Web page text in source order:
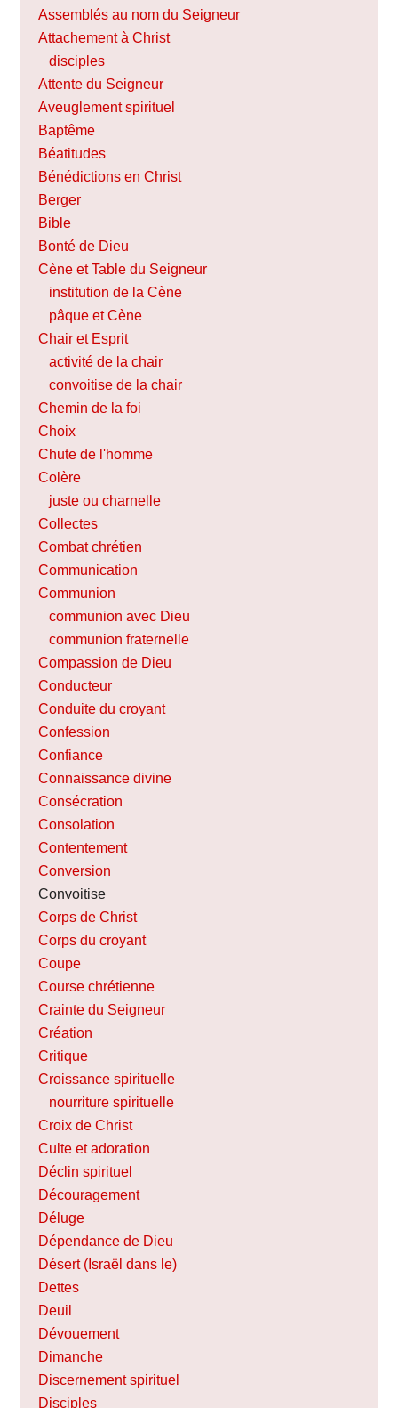
Assemblés au nom du Seigneur
Attachement à Christ
disciples
Attente du Seigneur
Aveuglement spirituel
Baptême
Béatitudes
Bénédictions en Christ
Berger
Bible
Bonté de Dieu
Cène et Table du Seigneur
institution de la Cène
pâque et Cène
Chair et Esprit
activité de la chair
convoitise de la chair
Chemin de la foi
Choix
Chute de l'homme
Colère
juste ou charnelle
Collectes
Combat chrétien
Communication
Communion
communion avec Dieu
communion fraternelle
Compassion de Dieu
Conducteur
Conduite du croyant
Confession
Confiance
Connaissance divine
Consécration
Consolation
Contentement
Conversion
Convoitise
Corps de Christ
Corps du croyant
Coupe
Course chrétienne
Crainte du Seigneur
Création
Critique
Croissance spirituelle
nourriture spirituelle
Croix de Christ
Culte et adoration
Déclin spirituel
Découragement
Déluge
Dépendance de Dieu
Désert (Israël dans le)
Dettes
Deuil
Dévouement
Dimanche
Discernement spirituel
Disciples